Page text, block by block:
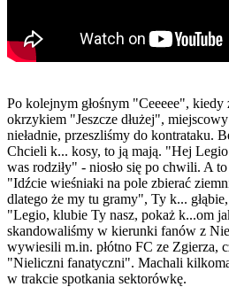
Po kolejnym głośnym "Ceeeee",
okrzykiem "Jeszcze dłużej",
nieładnie, przeszliśmy do kontrataku.
Chcieli k... kosy, to ją mają. "Hej
was rodziły" - niosło się po chwili. A
"Idźcie wieśniaki na pole zbierać
dlatego że my tu gramy", Ty k...
"Legio, klubie Ty nasz, pokaż k...om
skandowaliśmy w kierunki fanów z
wywiesili m.in. płótno FC ze Zgierza,
"Nieliczni fanatyczni". Machali
w trakcie spotkania sektorówkę.